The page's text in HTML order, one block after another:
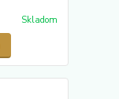
Skladom